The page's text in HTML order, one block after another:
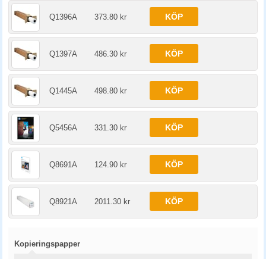
Q1396A 373.80 kr KÖP
Q1397A 486.30 kr KÖP
Q1445A 498.80 kr KÖP
Q5456A 331.30 kr KÖP
Q8691A 124.90 kr KÖP
Q8921A 2011.30 kr KÖP
Kopieringspapper